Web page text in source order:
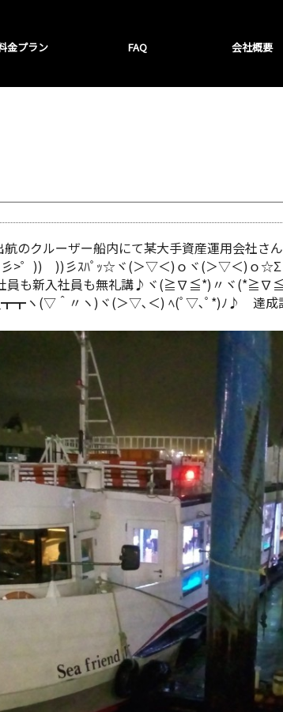
金プラン FAQ 会社概要
のクルーザー船内にて某大手資産運用会社さ
>゜)) ))彡ｽﾊﾟｯ☆ヾ(＞▽＜)ｏヾ(＞▽＜)ｏ
員も新入社員も無礼講♪ヾ(≧∇≦*)〃ヾ
ヽ(▽＾〃ヽ)ヾ(＞▽､＜) ﾍ(ﾟ▽､ﾟ*)ﾉ♪ 達成